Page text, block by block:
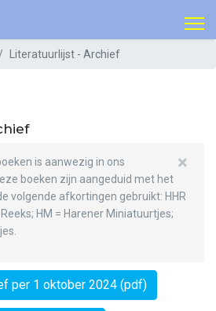
Literatuurlijst - Archief
×
is aanwezig in ons
boeken zijn aangeduid met het
volgende afkortingen gebruikt: HHR
HM = Harener Miniatuurtjes;
per 1 oktober 2024 (pdf)